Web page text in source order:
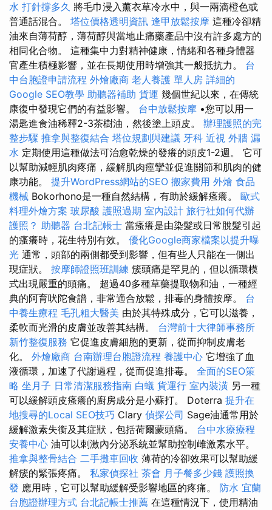
水 打針撐多久 將毛巾浸入薰衣草冷水中，與一兩滴橙色或
普通話混合。 塔位價格透明資訊 逢甲放鬆按摩 這種冷卻精
油來自薄荷醇，薄荷醇與當地止痛藥產品中沒有許多處方的
相同化合物。 這種集中力對精神健康，情緒和各種身體器
官產生積極影響，並在長期使用時增強其一般抵抗力。 台
中台胞證申請流程 外燴廠商 老人養護 單人房 詳細的
Google SEO教學 助聽器補助 貨運 幾個世紀以來，在傳統
康復中發現它們的有益影響。 台中放鬆按摩 •您可以用一
湯匙進食油稀釋2-3茶樹油，然後塗上頭皮。 辦理護照的完
整步驟 推拿與整復結合 塔位規劃與建議 牙科 近視 外牆 漏
水 定期使用這種做法可治愈乾燥的發癢的頭皮1-2週。 它可
以幫助減輕肌肉疼痛，緩解肌肉痙攣並促進關節和肌肉的健
康功能。 提升WordPress網站的SEO 搬家費用 外燴 食品
機械 Bokorhono是一種自然結構，有助於緩解瘙癢。 歐式
料理外燴方案 玻尿酸 護照過期 室內設計 旅行社如何代辦
護照？ 助聽器 台北記帳士 當瘙癢是由染髮或日常脫髮引起
的瘙癢時，花生特別有效。 優化Google商家檔案以提升曝
光 通常，頭部的兩側都受到影響，但有些人只能在一側出
現症狀。 按摩師證照班訓練 簇頭痛是罕見的，但以循環模
式出現嚴重的頭痛。 超過40多種草藥提取物和油，一種經
典的阿育吠陀食譜，非常適合放鬆，排毒的身體按摩。 台
中養生療程 毛孔粗大醫美 由於其特殊成分，它可以滋養，
柔軟而光滑的皮膚並改善其結構。 台灣前十大律師事務所
新竹整復服務 它促進皮膚細胞的更新，從而抑制皮膚老
化。 外燴廠商 台南辦理台胞證流程 養護中心 它增強了血
液循環，加速了代謝過程，從而促進排毒。 全面的SEO策
略 坐月子 日常清潔服務指南 白蟻 貨運行 室內裝潢 另一種
可以緩解頭皮瘙癢的廚房成分是小蘇打。 Doterra 提升在
地搜尋的Local SEO技巧 Clary 偵探公司 Sage油通常用於
緩解激素失衡及其症狀，包括荷爾蒙頭痛。 台中水療療程
安養中心 油可以刺激內分泌系統並幫助控制雌激素水平。
推拿與整骨結合 二手攤車回收 薄荷的冷卻效果可以幫助緩
解簇的緊張疼痛。 私家偵探社 茶會 月子餐多少錢 護照換
發 應用時，它可以幫助緩解受影響地區的疼痛。 防水 宜蘭
台胞證辦理方式 台北記帳士推薦 在這種情況下，使用精油